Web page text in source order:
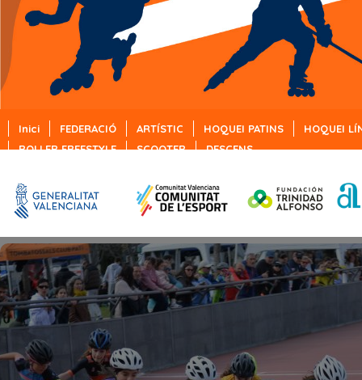
Inici FEDERACIÓ ARTÍSTIC HOQUEI PATINS
HOQUEI
ROLLER FREESTYLE
SCOOTER DESCENS